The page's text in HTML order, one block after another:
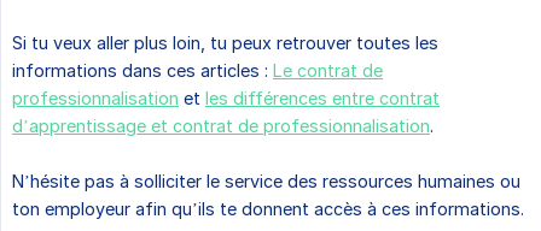
Si tu veux aller plus loin, tu peux retrouver toutes les
informations dans ces articles : Le contrat de
professionnalisation et les différences entre contrat
d’apprentissage et contrat de professionnalisation.
N’hésite pas à solliciter le service des ressources humaines ou
ton employeur afin qu’ils te donnent accès à ces informations.